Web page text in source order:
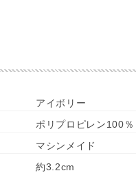
アイボリー
ポリプロピレン100％
マシンメイド
約3.2cm